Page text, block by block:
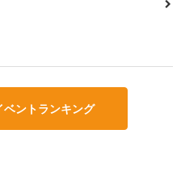
ントランキング